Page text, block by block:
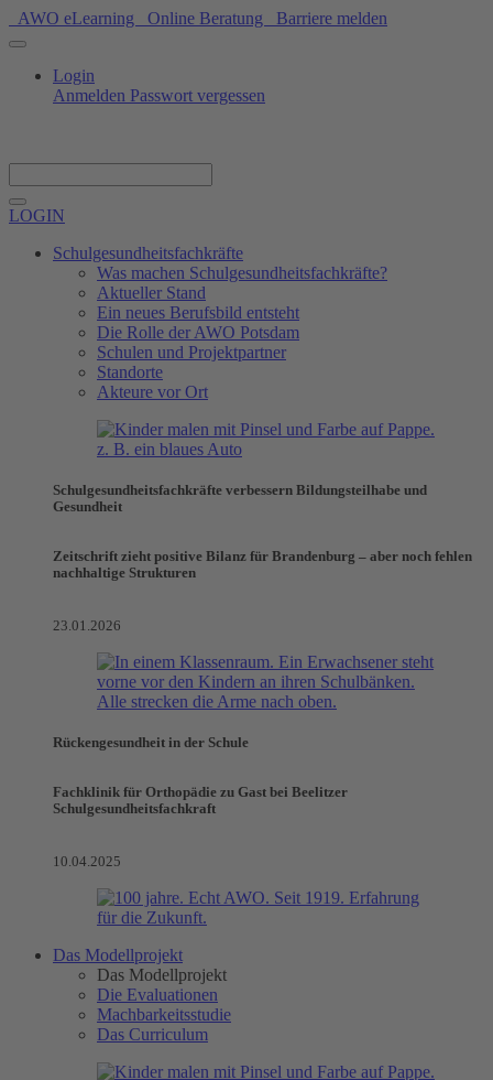
AWO eLearning Online Beratung Barriere melden
Login
Anmelden Passwort vergessen
LOGIN
Schulgesundheitsfachkräfte
Was machen Schulgesundheitsfachkräfte?
Aktueller Stand
Ein neues Berufsbild entsteht
Die Rolle der AWO Potsdam
Schulen und Projektpartner
Standorte
Akteure vor Ort
Schulgesundheitsfachkräfte verbessern Bildungsteilhabe und
Gesundheit
Zeitschrift zieht positive Bilanz für Brandenburg – aber noch fehlen
nachhaltige Strukturen
23.01.2026
Rückengesundheit in der Schule
Fachklinik für Orthopädie zu Gast bei Beelitzer
Schulgesundheitsfachkraft
10.04.2025
Das Modellprojekt
Das Modellprojekt
Die Evaluationen
Machbarkeitsstudie
Das Curriculum